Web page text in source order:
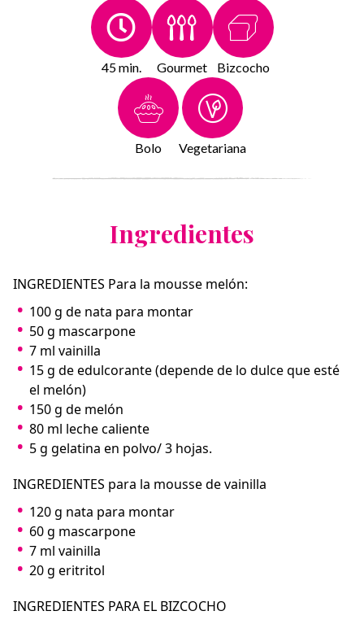
45 min. Gourmet Bizcocho
Bolo Vegetariana
Ingredientes
INGREDIENTES Para la mousse melón:
100 g de nata para montar
50 g mascarpone
7 ml vainilla
15 g de edulcorante (depende de lo dulce que esté
el melón)
150 g de melón
80 ml leche caliente⁣
5 g gelatina en polvo/ 3 hojas.
INGREDIENTES para la mousse de vainilla
120 g nata para montar
60 g mascarpone
7 ml vainilla
20 g eritritol
INGREDIENTES PARA EL BIZCOCHO